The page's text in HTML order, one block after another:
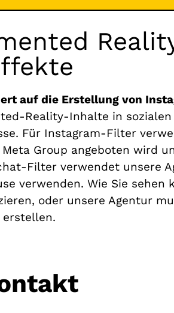
auf die Erstellung von
Reality-Inhalte in
Für Instagram-Filter
Group angeboten wird
Filter verwendet unsere
verwenden. Wie Sie
oder unsere Agentur
erstellen.